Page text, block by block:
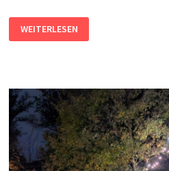
METER
LICHTERKETTE
WEITERLESEN